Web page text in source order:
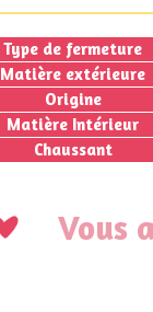
Type de fermeture
Matière extérieure
Origine
Matière Intérieur
Chaussant
Vous